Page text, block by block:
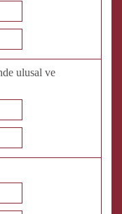
ulusal ve